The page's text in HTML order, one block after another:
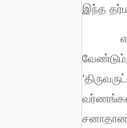
இந்த
எதிலும் பொது நோக்கம் வேண்டும்; பசித்தவர்களுக்கு சாதி, மதம், இனம், மொழி வேறுபாடு கருதாது உணவளித்தல்